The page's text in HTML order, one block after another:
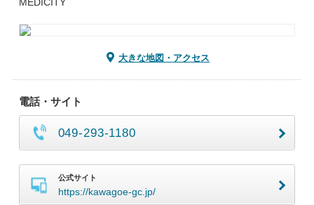
大きな地図・アクセス
電話・サイト
049-293-1180
公式サイト
https://kawagoe-gc.jp/